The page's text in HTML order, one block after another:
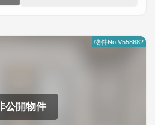
物件No.V558682
公開物件